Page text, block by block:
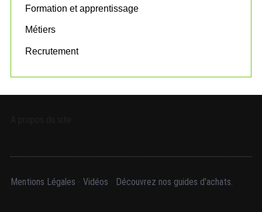
Formation et apprentissage
Métiers
Recrutement
Mentions Légales Vidéos Découvrez nos guides d'achats.